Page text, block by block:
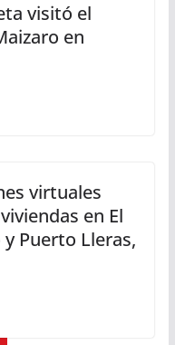
visitó el
en
virtuales
en El
Puerto Lleras,